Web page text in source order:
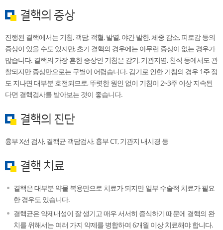
결핵의 증상
진행된 결핵에서는 기침, 객담, 객혈, 발열, 야간 발한, 체중 감소, 피로감 등의
증상이 있을 수도 있지만, 초기 결핵의 경우에는 아무런 증상이 없는 경우가
많습니다. 결핵의 가장 흔한 증상인 기침은 감기, 기관지염, 천식 등에서도 관
찰되지만 증상만으로는 구별이 어렵습니다. 감기로 인한 기침의 경우 1주 정
도 지나면 대부분 호전되므로, 뚜렷한 원인 없이 기침이 2~3주 이상 지속된
다면 결핵검사를 받아보는 것이 좋습니다.
결핵의 진단
흉부 X선 검사, 결핵균 객담검사, 흉부 CT, 기관지 내시경 등
결핵 치료
결핵은 대부분 약물 복용만으로 치료가 되지만 일부 수술적 치료가 필요
한 경우도 있습니다.
결핵균은 약제내성이 잘 생기고 매우 서서히 증식하기 때문에 결핵의 완
치를 위해서는 여러 가지 약제를 병합하여 6개월 이상 치료해야 합니다.